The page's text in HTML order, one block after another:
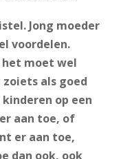
Jong moeder
voordelen.
moet wel
als goed
op een
aan toe, of
er aan toe,
dan ook, ook